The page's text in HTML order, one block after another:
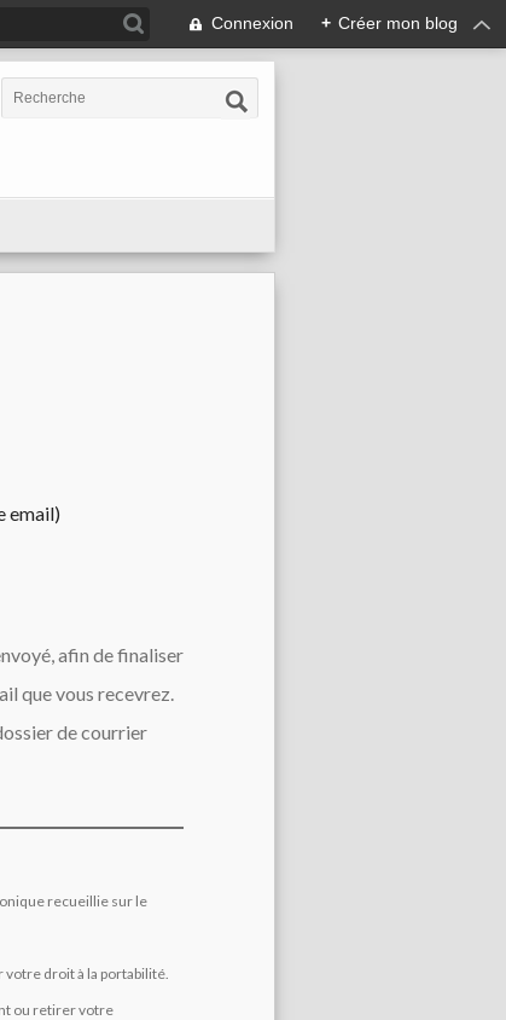
Connexion + Créer mon blog
email)
afin de finaliser
que vous recevrez.
de courrier
recueillie sur le
droit à la portabilité.
ou retirer votre